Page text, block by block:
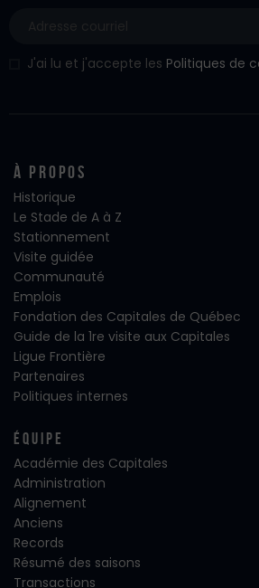
J'ai lu et j'accepte les Politiques de
À propos
Historique
Le Stade de A à Z
Stationnement
Visite guidée
Communauté
Emplois
Fondation des Capitales de Québec
Guide de la 1re visite aux Capitales
Ligue Frontière
Partenaires
Politiques internes
Équipe
Académie des Capitales
Administration
Alignement
Anciens
Records
Résumé des saisons
Transactions